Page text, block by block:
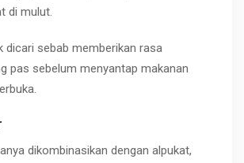
di mulut.
dicari sebab memberikan rasa
pas sebelum menyantap makanan
dikombinasikan dengan alpukat,